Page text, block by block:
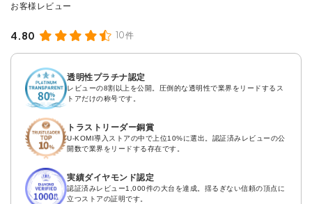
4.80 10件
透明性プラチナ認定
レビューの8割以上を公開。圧倒的な透明性で業界をリードするス
トアだけの称号です。
トラストリーダー銅賞
U-KOMI導入ストアの中で上位10%に選出。認証済みレビューの公
開数で業界をリードする存在です。
実績ダイヤモンド認定
認証済みレビュー1,000件の大台を達成。揺るぎない信頼の頂点に
立つストアの証明です。